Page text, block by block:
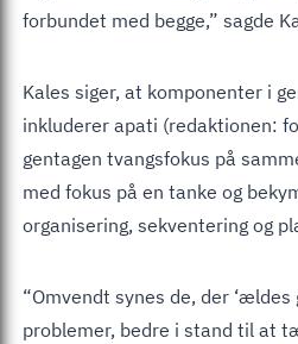
forbundet med begge,” sagde
Kales siger, at komponenter i
inkluderer apati (redaktionen:
gentagen tvangsfokus på
med fokus på en tanke og
organisering, sekventering og
“Omvendt synes de, der ‘ældes
problemer, bedre i stand til at